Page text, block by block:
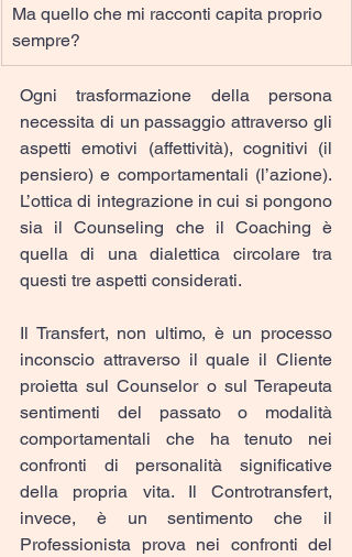
Ma quello che mi racconti capita proprio
sempre?
Ogni trasformazione della persona
necessita di un passaggio attraverso gli
aspetti emotivi (affettività), cognitivi (il
pensiero) e comportamentali (l’azione).
L’ottica di integrazione in cui si pongono
sia il Counseling che il Coaching è
quella di una dialettica circolare tra
questi tre aspetti considerati.
Il Transfert, non ultimo, è un processo
inconscio attraverso il quale il Cliente
proietta sul Counselor o sul Terapeuta
sentimenti del passato o modalità
comportamentali che ha tenuto nei
confronti di personalità significative
della propria vita. Il Controtransfert,
invece, è un sentimento che il
Professionista prova nei confronti del